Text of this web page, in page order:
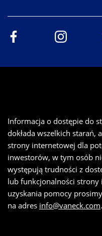
Informacja o dostępie do
dokłada wszelkich starań,
strony internetowej dla
inwestorów, w tym osób
występują trudności z
lub funkcjonalności strony
uzyskania pomocy
na adres info@vaneck.com.